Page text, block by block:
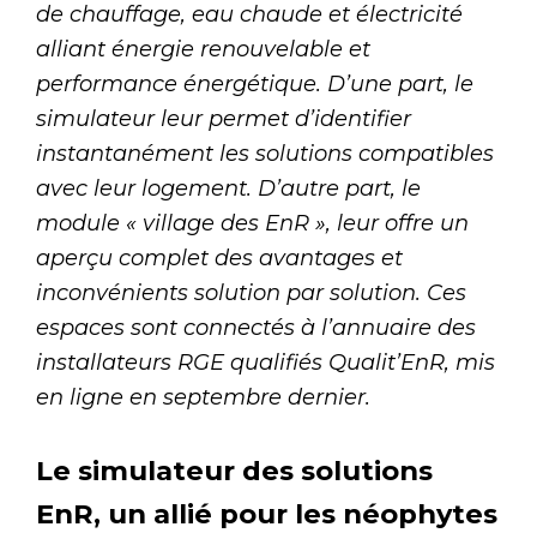
de chauffage, eau chaude et électricité
alliant énergie renouvelable et
performance énergétique. D’une part, le
simulateur leur permet d’identifier
instantanément les solutions compatibles
avec leur logement. D’autre part, le
module « village des EnR », leur offre un
aperçu complet des avantages et
inconvénients solution par solution. Ces
espaces sont connectés à l’annuaire des
installateurs RGE qualifiés Qualit’EnR, mis
en ligne en septembre dernier.
Le simulateur des solutions
EnR, un allié pour les néophytes